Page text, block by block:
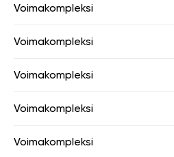
Voimakompleksi
Voimakompleksi
Voimakompleksi
Voimakompleksi
Voimakompleksi